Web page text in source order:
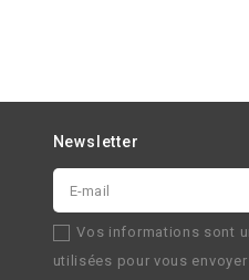
Newsletter
Vos informations sont
utilisées pour vous